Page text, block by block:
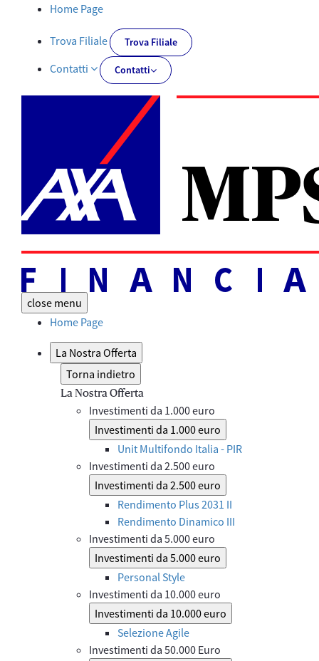
Tutti i documenti | AXA MPS Financial - AXA-MPSFINANCIAL.IT
Home Page
Trova Filiale Trova Filiale
Contatti Contatti
close menu
Home Page
La Nostra Offerta
Torna indietro
La Nostra Offerta
Investimenti da 1.000 euro
Investimenti da 1.000 euro
Unit Multifondo Italia - PIR
Investimenti da 2.500 euro
Investimenti da 2.500 euro
Rendimento Plus 2031 II
Rendimento Dinamico III
Investimenti da 5.000 euro
Investimenti da 5.000 euro
Personal Style
Investimenti da 10.000 euro
Investimenti da 10.000 euro
Selezione Agile
Investimenti da 50.000 Euro